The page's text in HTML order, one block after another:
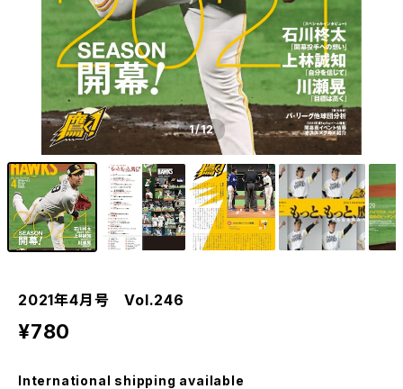
1/12
2021年4月号 Vol.246
¥780
International shipping available